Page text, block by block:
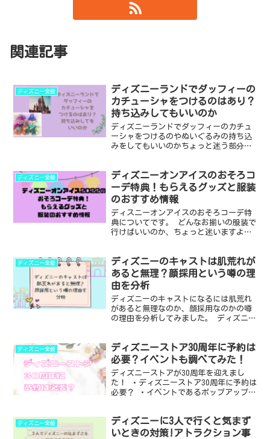
関連記事
ディズニー全般
ディズニーランドでダッフィーの
カチューシャをつけるのはあり？
持ち込みしてもいいのか
ディズニーランドでダッフィーのカチュ
ーシャをつけるのやぬいぐるみの持ち込
みをしてもいいのかちょっと迷う部分で
ューシャをつけたりぬいぐるみを持ち込
みしても浮かないのかを...
ディズニー全般
ディズニーオンアイスのおそろコ
ーデ特典！もらえるグッズと服装
のおすすめ情報
ディスニーオンアイスのおそろコーデ特
典についてです。 どんなお揃いの服装で
行けばいいのか、ちょっと迷いますよ
の服装の条件 ・注意事項 ・特典でもら
えるグッズ ・こ...
ディズニー全般
ディズニーのキャストは肌荒れが
あると無理？顔採用という噂の理
由を分析
ディズニーのキャストになるには肌荒れ
があると無理なのか、顔採用なのかの噂
の理由を分析してみました。 ディズニー
とかかわいい子しかキャストになれない
のか不安な人の問題の解...
ディズニー全般
ディズニーストア30周年に予約は
必要？イベントも調べてみた！
ディズニーストアが30周年を迎えまし
た！ ・ディズニーストア30周年に予約は
必要？ ・イベントであるポップアップミ
月21日現在で調べた情報を載せていま
す。 来店予約...
ディズニー全般
ディズニーに3人で行くと気まず
いときの対策!アトラクション事